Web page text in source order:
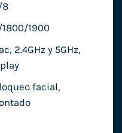
8
1900
2.4GHz y 5GHz,
facial,